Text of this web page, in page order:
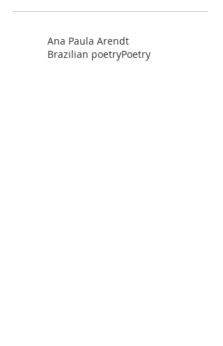
Ana Paula Arendt
Brazilian poetryPoetry